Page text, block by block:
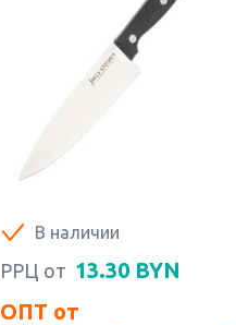
В наличии
РРЦ от 13.30 BYN
ОПТ от